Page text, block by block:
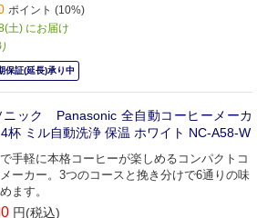
ポイント (10%)
土) にお届け
保証(延長)承り中
ニック Panasonic 全自動コーヒーメーカ
杯 ミル自動洗浄 保温 ホワイト NC-A58-W
手軽に本格コーヒーが楽しめるコンパクトコ
ーカー。3つのコースと挽き分けで6通りの味
ます。
円(税込)